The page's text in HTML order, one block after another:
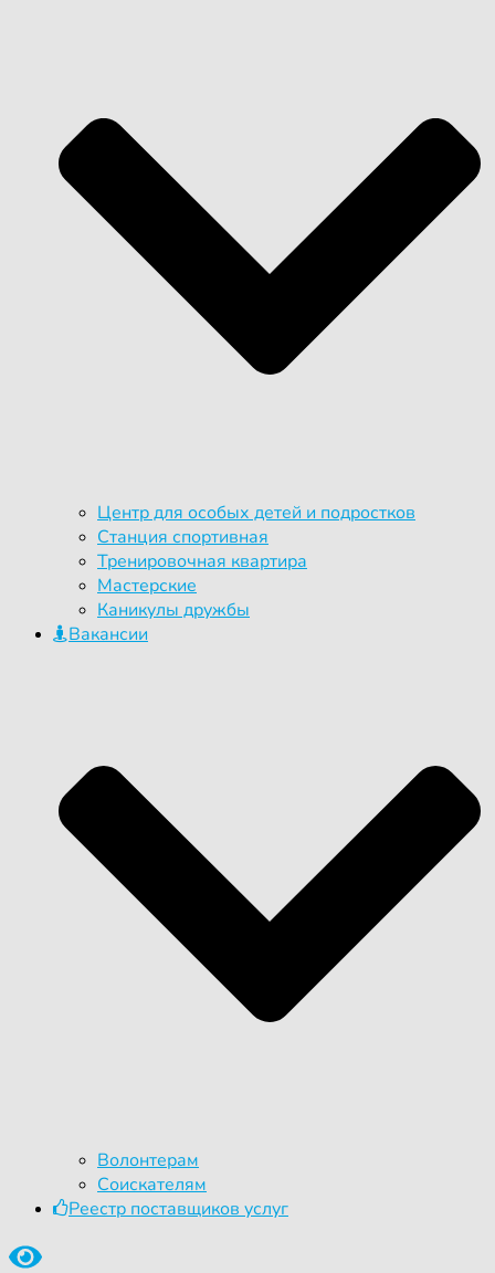
Центр для особых детей и подростков
Станция спортивная
Тренировочная квартира
Мастерские
Каникулы дружбы
Вакансии
Волонтерам
Соискателям
Реестр поставщиков услуг